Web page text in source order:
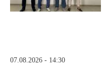
07.08.2026 - 14:30